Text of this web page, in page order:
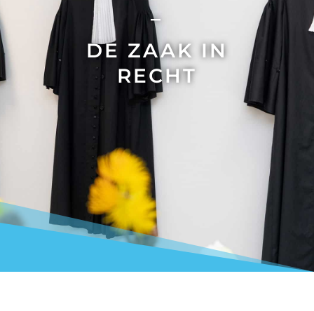
–
DE ZAAK IN
RECHT